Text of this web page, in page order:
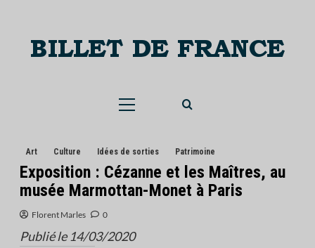
content
Menu
Art Culture Idées de sorties Patrimoine
Exposition : Cézanne et les Maîtres, au
musée Marmottan-Monet à Paris
Florent Marles 0
Publié le 14/03/2020